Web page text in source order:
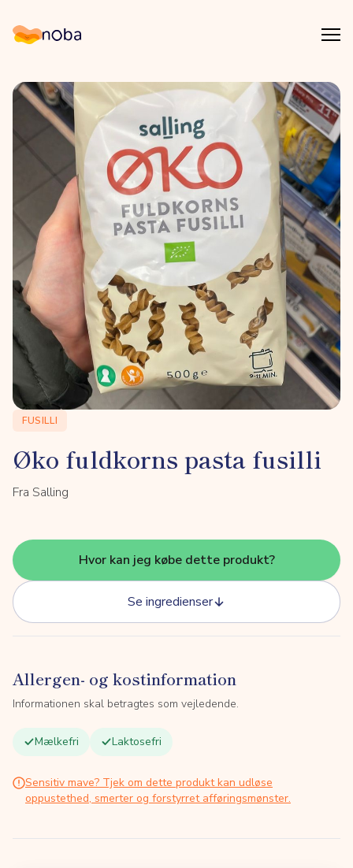
Noba
FUSILLI
Øko fuldkorns pasta fusilli
Fra Salling
Hvor kan jeg købe dette produkt?
Se ingredienser
Allergen- og kostinformation
Informationen skal betragtes som vejledende.
Mælkefri Laktosefri
Sensitiv mave? Tjek om dette produkt kan udløse
oppustethed, smerter og forstyrret afføringsmønster.